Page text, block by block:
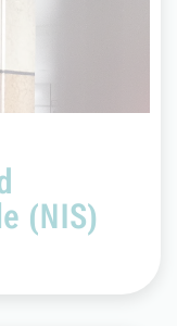
(NIS)
gelber für
werden 72
gespeichert.